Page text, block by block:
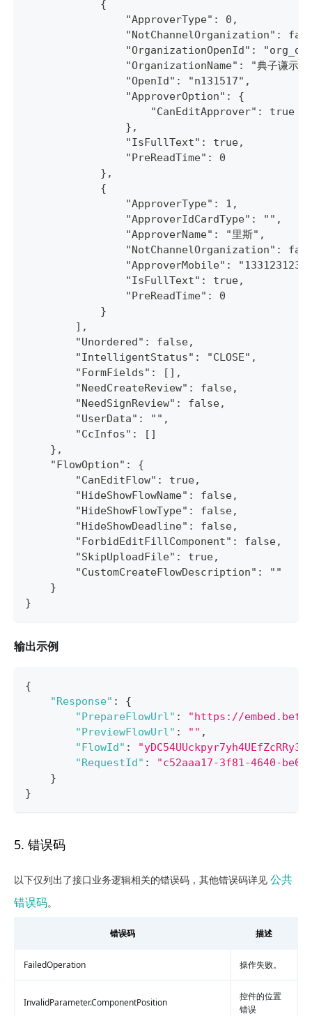
            {
                "ApproverType": 0,
"NotChannelOrganization":
"OrganizationOpenId":
"OrganizationName": "典子谦示例
                "OpenId": "n131517",
                "ApproverOption": {
                    "CanEditApprover": true
                },
                "IsFullText": true,
                "PreReadTime": 0
            },
            {
                "ApproverType": 1,
                "ApproverIdCardType": "",
                "ApproverName": "里斯",
"NotChannelOrganization":
"ApproverMobile":
                "IsFullText": true,
                "PreReadTime": 0
            }
        ],
        "Unordered": false,
        "IntelligentStatus": "CLOSE",
        "FormFields": [],
        "NeedCreateReview": false,
        "NeedSignReview": false,
        "UserData": "",
        "CcInfos": []
    },
    "FlowOption": {
        "CanEditFlow": true,
        "HideShowFlowName": false,
        "HideShowFlowType": false,
        "HideShowDeadline": false,
        "ForbidEditFillComponent": false,
        "SkipUploadFile": true,
        "CustomCreateFlowDescription": ""
    }
}
输出示例
{
"Response" :
{
"PrepareFlowUrl" :
"https://
"PreviewFlowUrl" : "" ,
"FlowId" :
"RequestId" :
"c52aaa17-3f81-4640-
}
}
5. 错误码
以下仅列出了接口业务逻辑相关的错误码，其他错误码详见 公共
错误码。
错误码 描述
FailedOperation 操作失败。
InvalidParameter.ComponentPosition
控件的位置
错误